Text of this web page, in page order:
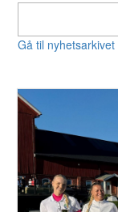
Gå til nyhetsarkivet